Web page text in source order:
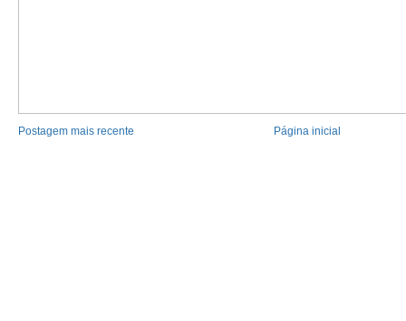
Postagem mais recente Página inicial